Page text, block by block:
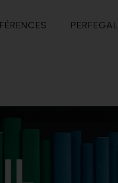
PERFEGAL